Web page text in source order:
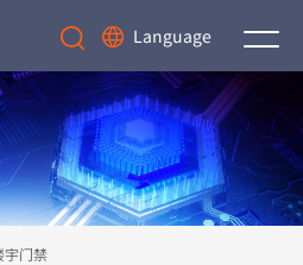
Language
宇门禁